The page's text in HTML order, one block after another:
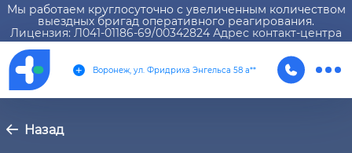
Мы работаем круглосуточно с увеличенным количеством
выездных бригад оперативного реагирования.
Лицензия: Л041-01186-69/00342824 Адрес контакт-центра
Воронеж, ул. Фридриха Энгельса 58 а**
Назад